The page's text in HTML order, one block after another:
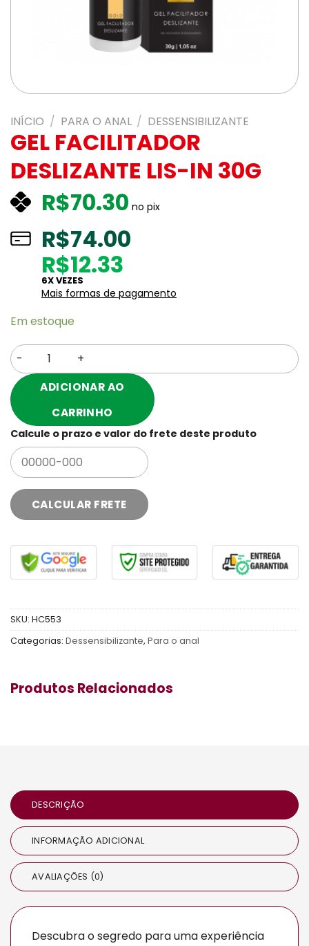
INÍCIO / PARA O ANAL / DESSENSIBILIZANTE
GEL FACILITADOR
DESLIZANTE LIS-IN 30G
R$70.30 no pix
R$74.00
R$12.33
6X VEZES
Mais formas de pagamento
Em estoque
GEL FACILITADOR DESLIZANTE LIS-IN 30G quantidade
ADICIONAR AO
CARRINHO
Calcule o prazo e valor do frete deste produto
SKU: HC553
Categorias: Dessensibilizante, Para o anal
Produtos Relacionados
DESCRIÇÃO
INFORMAÇÃO ADICIONAL
AVALIAÇÕES (0)
Descubra o segredo para uma experiência